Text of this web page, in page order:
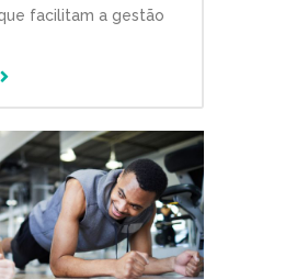
facilitam a gestão